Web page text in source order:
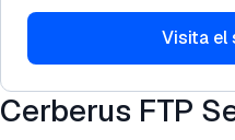
Visita el
Cerberus FTP